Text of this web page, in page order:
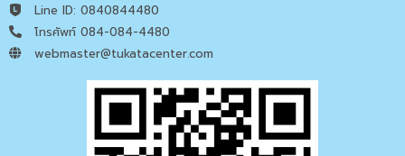
Line ID: 0840844480
โทรศัพท์ 084-084-4480
webmaster@tukatacenter.com